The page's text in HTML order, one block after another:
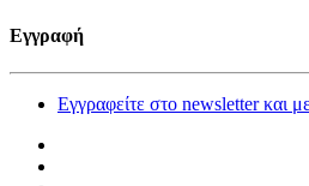
Εγγραφή
Εγγραφείτε στο newsletter και